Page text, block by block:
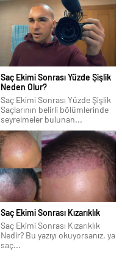
Saç Ekimi Sonrası Yüzde Şişlik
Neden Olur?
Saç Ekimi Sonrası Yüzde Şişlik
Saçlarının belirli bölümlerinde
seyrelmeler bulunan...
Saç Ekimi Sonrası Kızarıklık
Saç Ekimi Sonrası Kızarıklık
Nedir? Bu yazıyı okuyorsanız, ya
saç...